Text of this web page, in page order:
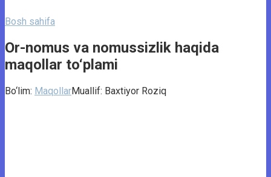
Bosh sahifa
Or-nomus va nomussizlik haqida
maqollar to‘plami
Bo‘lim: MaqollarMuallif: Baxtiyor Roziq